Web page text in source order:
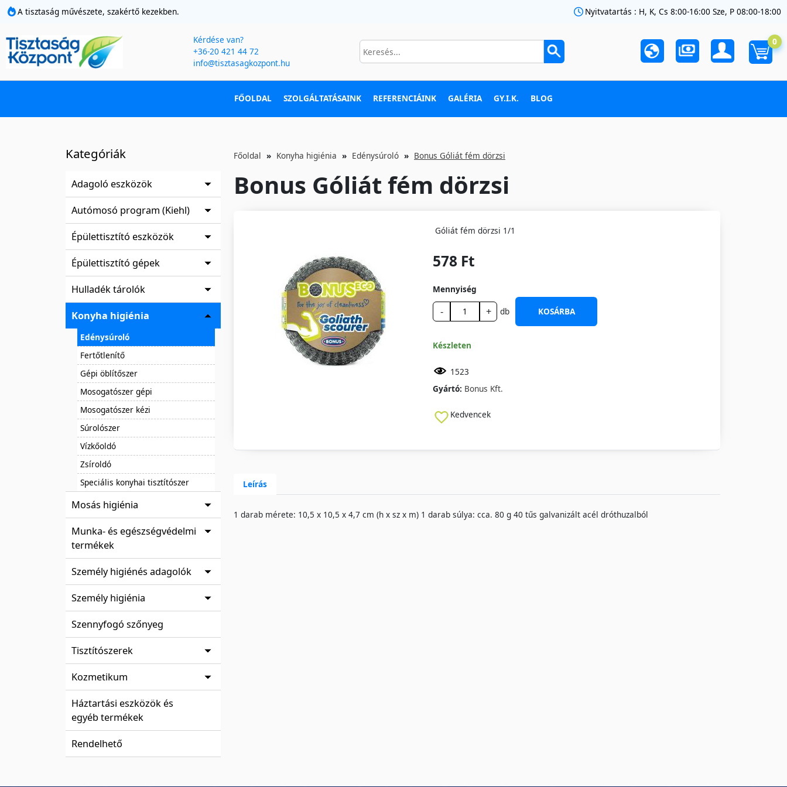
A tisztaság művészete, szakértő kezekben. Nyitvatartás : H, K, Cs 8:00-16:00 Sze, P 08:00-18:00
Kérdése van?
+36-20 421 44 72
info@tisztasagkozpont.hu
0
FŐOLDAL SZOLGÁLTATÁSAINK REFERENCIÁINK GALÉRIA GY.I.K. BLOG
Kategóriák
Adagoló eszközök
Autómosó program (Kiehl)
Épülettisztító eszközök
Épülettisztító gépek
Hulladék tárolók
Konyha higiénia
Edénysúroló
Fertőtlenítő
Gépi öblítőszer
Mosogatószer gépi
Mosogatószer kézi
Súrolószer
Vízkőoldó
Zsíroldó
Speciális konyhai tisztítószer
Mosás higiénia
Munka- és egészségvédelmi
termékek
Személy higiénés adagolók
Személy higiénia
Szennyfogó szőnyeg
Tisztítószerek
Kozmetikum
Háztartási eszközök és
egyéb termékek
Rendelhető
Főoldal Konyha higiénia Edénysúroló Bonus Góliát fém dörzsi
Bonus Góliát fém dörzsi
Góliát fém dörzsi 1/1
578 Ft
Mennyiség
- + db KOSÁRBA
Készleten
1523
Gyártó: Bonus Kft.
Kedvencek
Leírás
1 darab mérete: 10,5 x 10,5 x 4,7 cm (h x sz x m) 1 darab súlya: cca. 80 g 40 tűs galvanizált acél dróthuzalból